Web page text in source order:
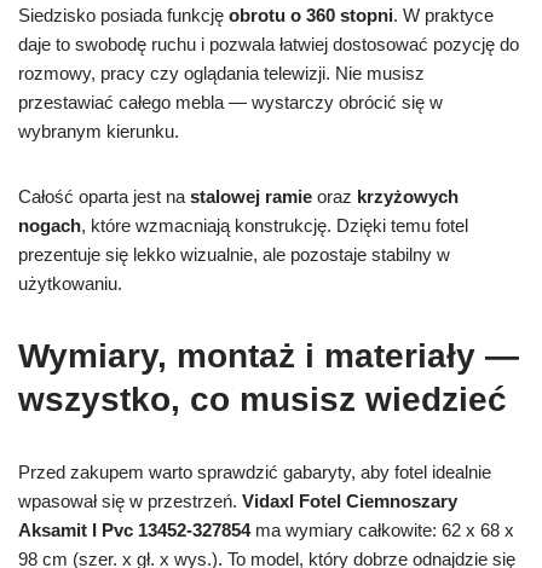
Siedzisko posiada funkcję obrotu o 360 stopni. W praktyce
daje to swobodę ruchu i pozwala łatwiej dostosować pozycję do
rozmowy, pracy czy oglądania telewizji. Nie musisz
przestawiać całego mebla — wystarczy obrócić się w
wybranym kierunku.
Całość oparta jest na stalowej ramie oraz krzyżowych
nogach, które wzmacniają konstrukcję. Dzięki temu fotel
prezentuje się lekko wizualnie, ale pozostaje stabilny w
użytkowaniu.
Wymiary, montaż i materiały —
wszystko, co musisz wiedzieć
Przed zakupem warto sprawdzić gabaryty, aby fotel idealnie
wpasował się w przestrzeń. Vidaxl Fotel Ciemnoszary
Aksamit I Pvc 13452-327854ma wymiary całkowite: 62 x 68 x
98 cm (szer. x gł. x wys.). To model, który dobrze odnajdzie się